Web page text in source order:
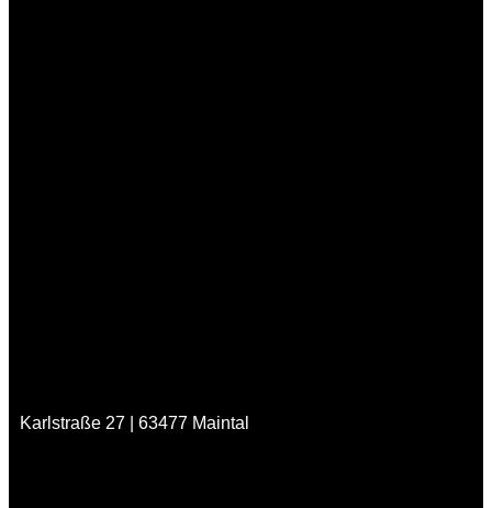
Karlstraße 27 | 63477 Maintal